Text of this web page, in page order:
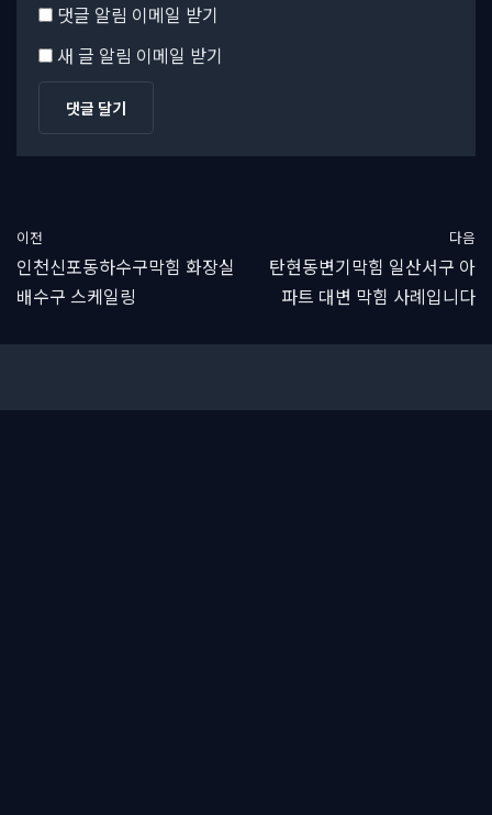
댓글 알림 이메일 받기
새 글 알림 이메일 받기
이전
인천신포동하수구막힘 화장실
배수구 스케일링
다음
탄현동변기막힘 일산서구 아
파트 대변 막힘 사례입니다